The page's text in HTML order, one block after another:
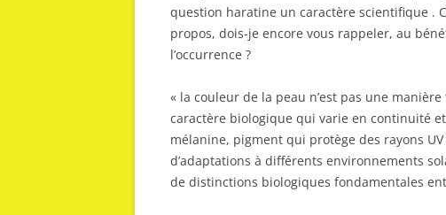
question haratine un caractère scientifique .
propos, dois-je encore vous rappeler, au
l’occurrence ?
« la couleur de la peau n’est pas une
caractère biologique qui varie en continuité
mélanine, pigment qui protège des rayons
d’adaptations à différents environnements
de distinctions biologiques fondamentales